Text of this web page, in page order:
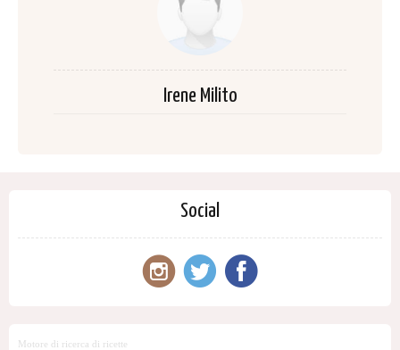
Irene Milito
Social
Motore di ricerca di ricette